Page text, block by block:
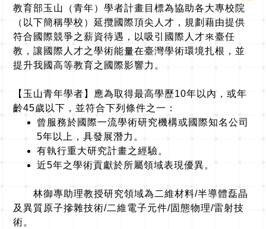
教育部玉山（青年）學者計畫目標為協助各大專校院
（以下簡稱學校）延攬國際頂尖人才，規劃藉由提供
符合國際競爭之薪資待遇，以吸引國際人才來臺任
教，讓國際人才之學術能量在臺灣學術環境扎根，並
提升我國高等教育之國際影響力。
【玉山青年學者】應為取得最高學歷10年以內，或年
齡45歲以下，並符合下列條件之一：
曾服務於國際一流學術研究機構或國際知名公司
5年以上，具發展潛力。
有執行重大研究計畫之經驗。
近5年之學術貢獻於所屬領域表現優異。
林御專助理教授研究領域為二維材料/半導體磊晶
及異質原子摻雜技術/二維電子元件/固態物理/雷射技
術。